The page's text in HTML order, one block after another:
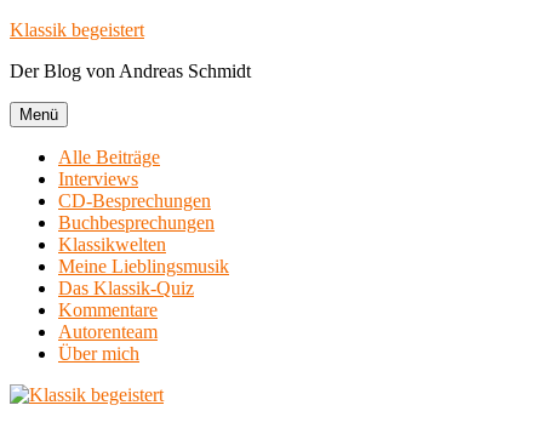
Zum
springen
Klassik begeistert
Der Blog von Andreas Schmidt
Menü
Alle Beiträge
Interviews
CD-Besprechungen
Buchbesprechungen
Klassikwelten
Meine Lieblingsmusik
Das Klassik-Quiz
Kommentare
Autorenteam
Über mich